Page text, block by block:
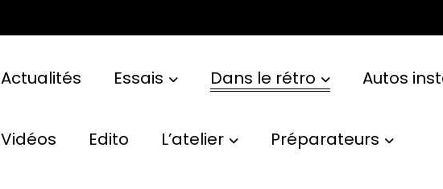
Actualités Essais Dans le rétro Autos
Vidéos Edito L’atelier Préparateurs